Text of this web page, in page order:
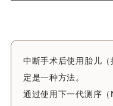
中断手术后使用胎儿
定是一种方法。
通过使用下一代测序